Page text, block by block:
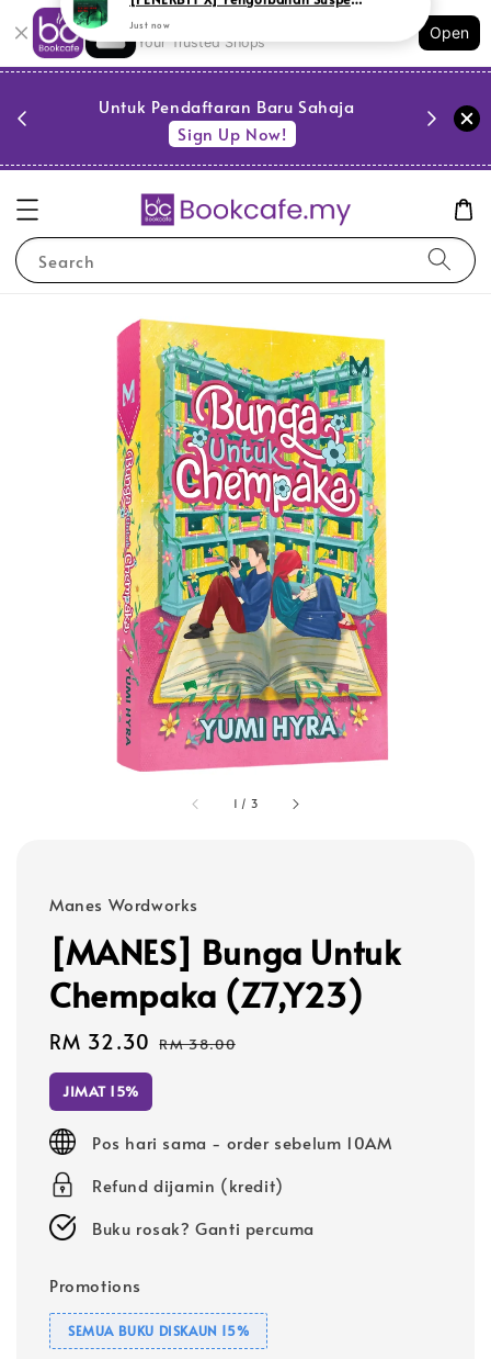
Shopping: Track Your Order
Your Trusted Shops
Open
Untuk Pendaftaran Baru Sahaja
Sign Up Now!
Search
1 / 3
Manes Wordworks
[MANES] Bunga Untuk
Chempaka (Z7,Y23)
Sale
price
RM 32.30 Regular
RM 38.00
JIMAT 15%
Pos hari sama - order sebelum 10AM
Refund dijamin (kredit)
Buku rosak? Ganti percuma
Promotions
SEMUA BUKU DISKAUN 15%